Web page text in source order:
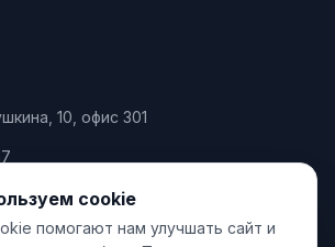
10, офис 301
Сб–Вс: 10:00–18:00
cookie
помогают нам улучшать сайт и